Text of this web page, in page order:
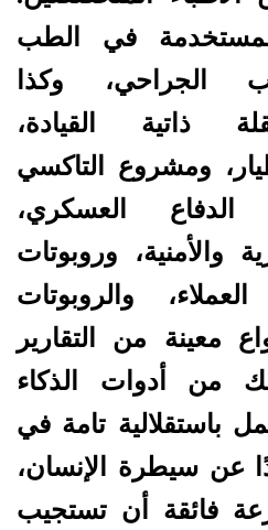
في الطب
الجراحي، وكذا
ذاتية القيادة،
ومشروع التاكسي
الدفاع العسكري،
والأمنية، وروبوتات
والروبوتات
معينة من التقارير
من أدوات الذكاء
باستقلالية تامة في
عن سيطرة الإنسان،
فائقة أن تستجيب